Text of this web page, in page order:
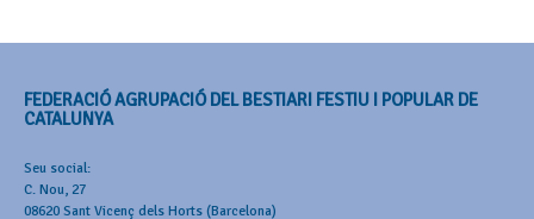
FEDERACIÓ AGRUPACIÓ DEL BESTIARI FESTIU I POPULAR DE
CATALUNYA
Seu social:
C. Nou, 27
08620 Sant Vicenç dels Horts (Barcelona)